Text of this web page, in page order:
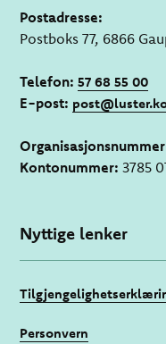
Postadresse:
Postboks 77, 6866
Telefon: 57 68 55 00
E-post:
Kontonummer: 3785
Nyttige lenker
Personvern